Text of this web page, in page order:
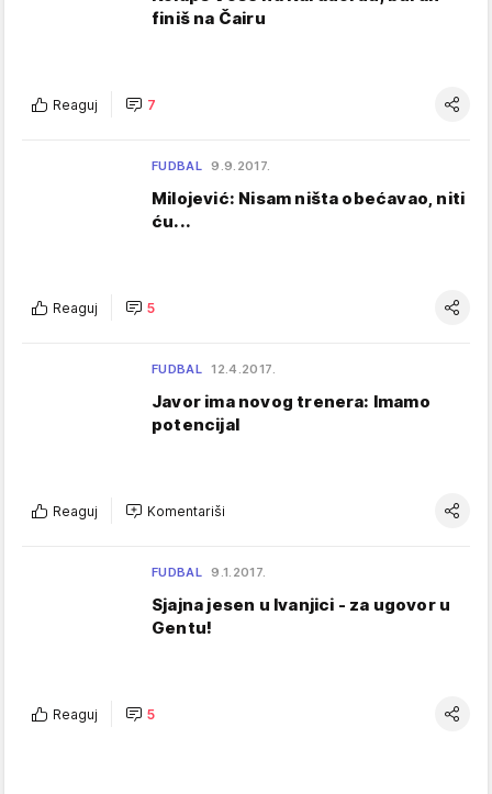
finiš na Čairu
Reaguj 7
FUDBAL 9.9.2017.
Milojević: Nisam ništa obećavao, niti
ću...
Reaguj 5
FUDBAL 12.4.2017.
Javor ima novog trenera: Imamo
potencijal
Reaguj Komentariši
FUDBAL 9.1.2017.
Sjajna jesen u Ivanjici - za ugovor u
Gentu!
Reaguj 5